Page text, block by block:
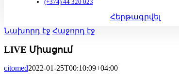
(+374) 44 320 023
Հերթագրվել
Նախորդ էջ Հաջորդ էջ
LIVE Միացում
citomed2022-01-25T00:10:09+04:00